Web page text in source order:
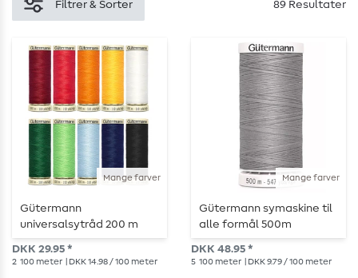
Filtrer & Sorter 89 Resultater
Mange farver
Gütermann
universalsytråd 200 m
DKK 29.95 *
2 100 meter | DKK 14.98 / 100 meter
Mange farver
Gütermann symaskine til
alle formål 500m
DKK 48.95 *
5 100 meter | DKK 9.79 / 100 meter